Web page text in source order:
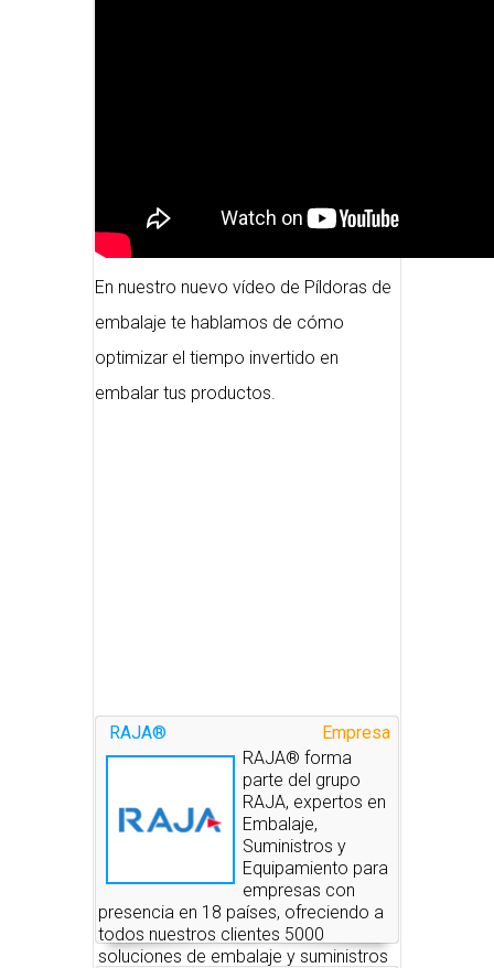
En nuestro nuevo vídeo de Píldoras de
embalaje te hablamos de cómo
optimizar el tiempo invertido en
embalar tus productos.
Empresa
RAJA®
RAJA® forma
parte del grupo
RAJA, expertos en
Embalaje,
Suministros y
Equipamiento para
empresas con
presencia en 18 países, ofreciendo a
todos nuestros clientes 5000
soluciones de embalaje y suministros